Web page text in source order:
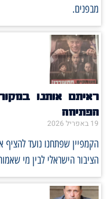
מבפנים.
ראיתם אותנו
הפתיחה
19 באפריל 2026
הקמפיין שפתחנו נועד
הציבור הישראלי לבין מי